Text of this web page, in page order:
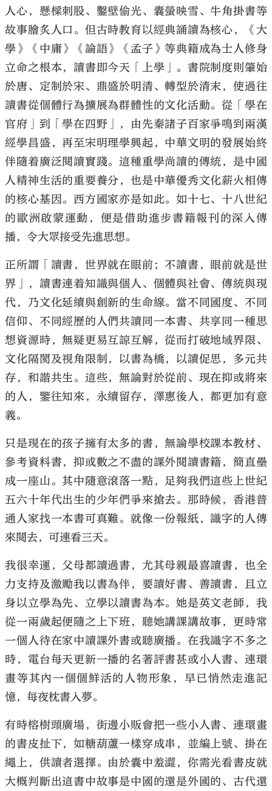
人心，懸樑刺股、鑿壁偷光、囊螢映雪、牛角掛書等
故事膾炙人口。但古時教育以經典誦讀為核心，《大
學》《中庸》《論語》《孟子》等典籍成為士人修身
立命之根本，讀書即今天「上學」。書院制度則肇始
於唐、定制於宋、鼎盛於明清、轉型於清末，使過往
讀書從個體行為擴展為群體性的文化活動。從「學在
官府」到「學在四野」，由先秦諸子百家爭鳴到兩漢
經學昌盛，再至宋明理學興起，中華文明的發展始終
伴隨着廣泛閱讀實踐。這種重學尚讀的傳統，是中國
人精神生活的重要養分，也是中華優秀文化薪火相傳
的核心基因。西方國家亦是如此。如十七、十八世紀
的歐洲啟蒙運動，便是借助進步書籍報刊的深入傳
播，令大眾接受先進思想。
正所謂「讀書，世界就在眼前；不讀書，眼前就是世
界」，讀書連着知識與個人、個體與社會、傳統與現
代，乃文化延續與創新的生命線。當不同國度、不同
信仰、不同經歷的人們共讀同一本書、共享同一種思
想資源時，無疑更易互諒互解，從而打破地域界限、
文化隔閡及視角限制，以書為橋，以讀促思，多元共
存，和諧共生。這些，無論對於從前、現在抑或將來
的人，鑒往知來，永續留存，澤惠後人，都更加有意
義。
只是現在的孩子擁有太多的書，無論學校課本教材、
參考資料書，抑或數之不盡的課外閱讀書籍，簡直壘
成一座山。其中隨意滾落一點，足夠我們這些上世紀
五六十年代出生的少年們爭來搶去。那時候，香港普
通人家找一本書可真難。就像一份報紙，識字的人傳
來閱去，可連看三天。
我很幸運，父母都讀過書，尤其母親最喜讀書，也全
力支持及激勵我以書為伴，要讀好書、善讀書，且立
身以立學為先、立學以讀書為本。她是英文老師，我
從一兩歲起便隨之上下班，聽她講課講故事，更時常
一個人待在家中讀課外書或聽廣播。在我識字不多之
時，電台每天更新一播的名著評書甚或小人書、連環
畫等其內一個個鮮活的人物形象，早已悄然走進記
憶，每夜枕書入夢。
有時榕樹頭廣場，街邊小販會把一些小人書、連環畫
的書皮扯下，如糖葫蘆一樣穿成串，並編上號、掛在
繩上，供讀者選擇。由於囊中羞澀，你需光看書皮就
大概判斷出這書中故事是中國的還是外國的、古代還